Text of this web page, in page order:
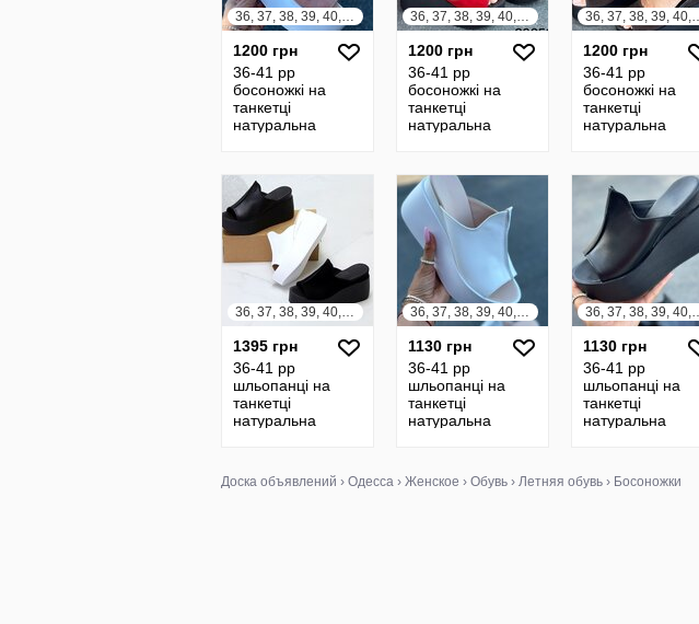
36, 37, 38, 39, 40, 41
1200 грн
36-41 рр
босоножкі на
танкетці
натуральна
шоколад,
бежевий,
капучино
36, 37, 38, 39, 40, 41
1200 грн
36-41 рр
босоножкі на
танкетці
натуральна
шоколад,
бежевий,
капучино
36, 37,
1200 грн
36-41 рр
босоножкі на
танкетці
натуральна
шоколад,
бежевий,
капучино
36, 37, 38, 39, 40, 41
1395 грн
36-41 рр
шльопанці на
танкетці
натуральна
червоні, блакитни
36, 37, 38, 39, 40, 41
1130 грн
36-41 рр
шльопанці на
танкетці
натуральна
коричневі, бежеві,
блакитні
36, 37,
1130 грн
36-41 рр
шльопанці на
танкетці
натуральна
коричневі,
блакитні
Доска объявлений › Одесса › Женское › Обувь › Летняя обувь › Босоножки